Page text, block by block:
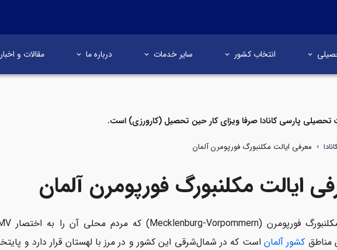
انتخاب کشور سایر خدمات درباره ما مقالات و اخبار
پارسی کانادا صرفا ویزای کار حین تحصیل (کارورزی) است.
معرفی ایالت مکلنبورگ فورپومرن آلمان
ایالت مکلنبورگ فورپومرن آلمان
مناطق کشور آلمان